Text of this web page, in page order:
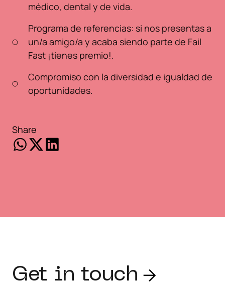
médico, dental y de vida.
Programa de referencias: si nos presentas a
un/a amigo/a y acaba siendo parte de Fail
Fast ¡tienes premio!.
Compromiso con la diversidad e igualdad de
oportunidades.
Share
Get in touch